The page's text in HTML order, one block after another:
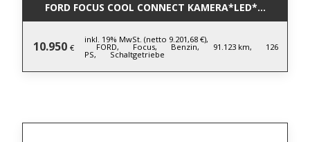
FORD FOCUS COOL CONNECT
10.950 €
inkl. 19% MwSt. (netto 9.201,68 €),
FORD, Focus, Benzin, 91.123 km, 126
PS, Schaltgetriebe